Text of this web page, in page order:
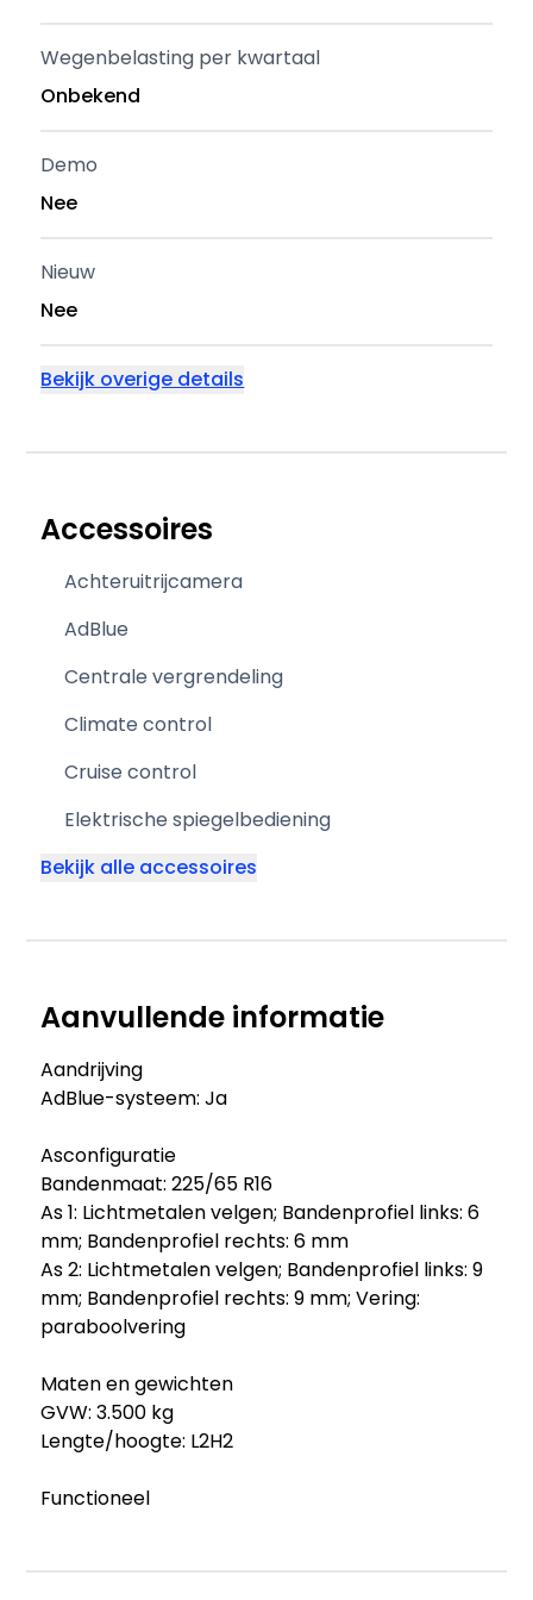
Wegenbelasting per kwartaal
Onbekend
Demo
Nee
Nieuw
Nee
Bekijk overige details
Accessoires
Achteruitrijcamera
AdBlue
Centrale vergrendeling
Climate control
Cruise control
Elektrische spiegelbediening
Bekijk alle accessoires
Aanvullende informatie
Aandrijving
AdBlue-systeem: Ja
Asconfiguratie
Bandenmaat: 225/65 R16
As 1: Lichtmetalen velgen; Bandenprofiel links: 6
mm; Bandenprofiel rechts: 6 mm
As 2: Lichtmetalen velgen; Bandenprofiel links: 9
mm; Bandenprofiel rechts: 9 mm; Vering:
paraboolvering
Maten en gewichten
GVW: 3.500 kg
Lengte/hoogte: L2H2
Functioneel